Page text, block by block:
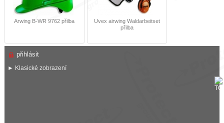
Arwing B-WR 9762 přilba
Uvex airwing Waldarbeitset
přilba